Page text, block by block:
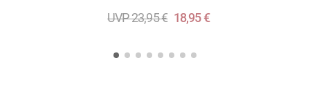
UVP 23,95 € 18,95 €